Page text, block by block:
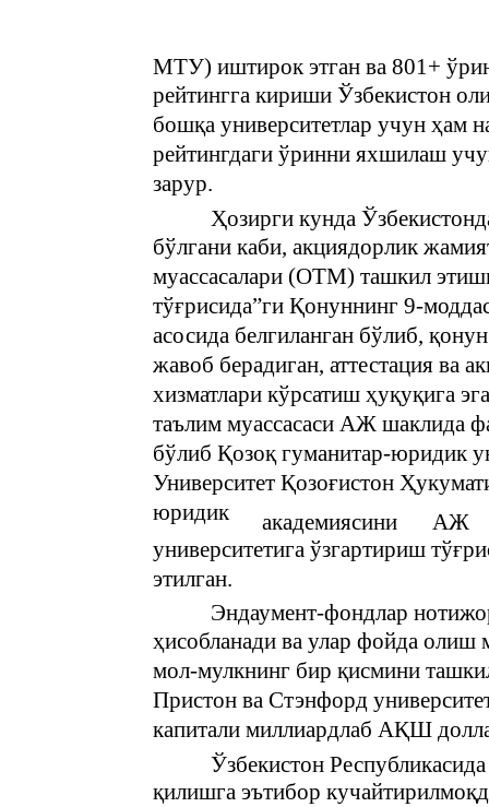
МТУ) иштирок этган ва 801+
рейтингга кириши Ўзбекистон
бошқа университетлар учун ҳам
рейтингдаги ўринни яхшилаш
зарур.
Ҳозирги кунда
бўлгани каби, акциядорлик
муассасалари (ОТМ) ташкил
тўғрисида”ги Қонуннинг 9-
асосида белгиланган бўлиб,
жавоб берадиган, аттестация ва
хизматлари кўрсатиш ҳуқуқига
таълим муассасаси АЖ шаклида
бўлиб Қозоқ гуманитар-юридик
Университет Қозоғистон
юридик
академиясини
АЖ
университетига ўзгартириш
этилган.
Эндаумент-фондлар
ҳисобланади ва улар фойда олиш
мол-мулкнинг бир қисмини
Пристон ва Стэнфорд
капитали миллиардлаб АҚШ
Ўзбекистон
қилишга эътибор